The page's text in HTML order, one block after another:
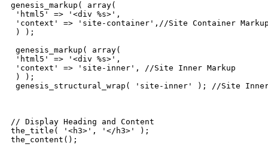
genesis_markup( array(
'html5' => '<div %s>',
'context' => 'site-container',//Site Container
) );
genesis_markup( array(
'html5' => '<div %s>',
'context' => 'site-inner', //Site Inner Markup
) );
genesis_structural_wrap( 'site-inner' ); //Site Inner
// Display Heading and Content
the_title( '<h3>', '</h3>' );
the_content();